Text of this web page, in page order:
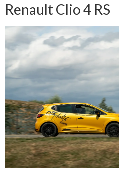
Renault Clio 4 RS